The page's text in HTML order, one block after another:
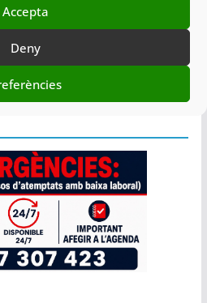
Accepta
Deny
DE SEGURETAT I
17 de juny de 2025